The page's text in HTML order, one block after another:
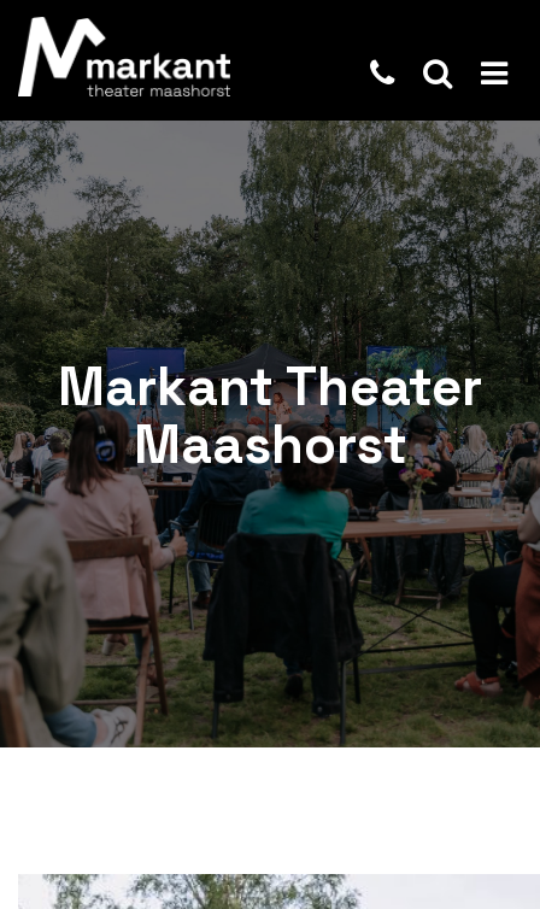
Markant Theater
Maashorst